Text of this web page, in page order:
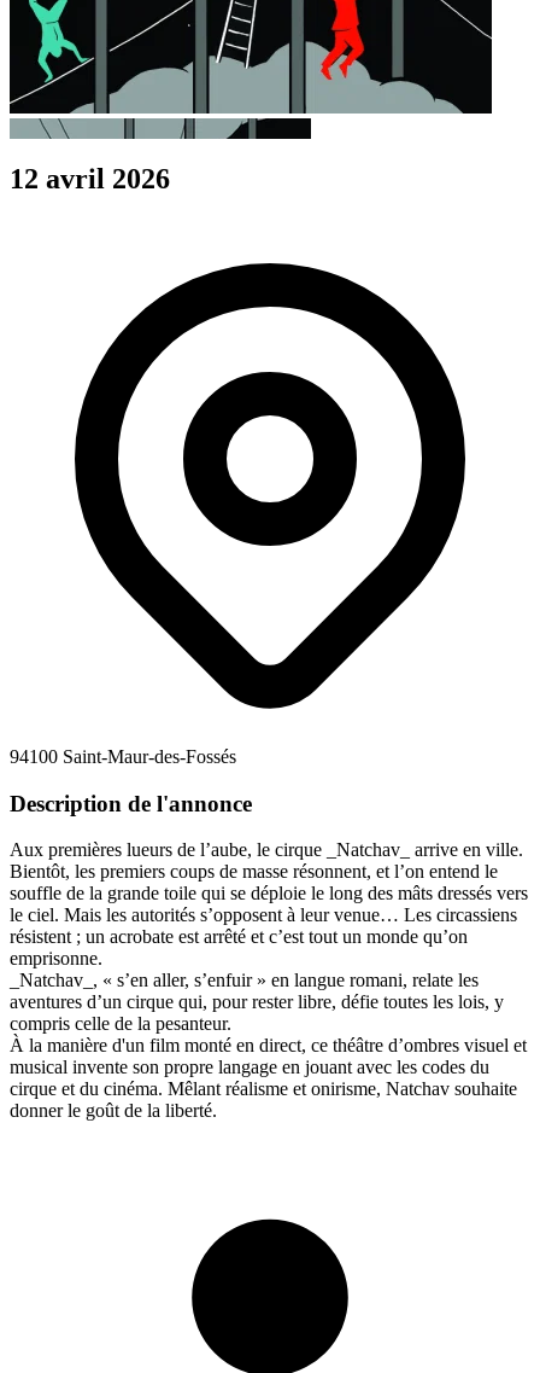
12 avril 2026
94100 Saint-Maur-des-Fossés
Description de l'annonce
Aux premières lueurs de l’aube, le cirque _Natchav_ arrive en ville.
Bientôt, les premiers coups de masse résonnent, et l’on entend le
souffle de la grande toile qui se déploie le long des mâts dressés vers
le ciel. Mais les autorités s’opposent à leur venue… Les circassiens
résistent ; un acrobate est arrêté et c’est tout un monde qu’on
emprisonne.
_Natchav_, « s’en aller, s’enfuir » en langue romani, relate les
aventures d’un cirque qui, pour rester libre, défie toutes les lois, y
compris celle de la pesanteur.
À la manière d'un film monté en direct, ce théâtre d’ombres visuel et
musical invente son propre langage en jouant avec les codes du
cirque et du cinéma. Mêlant réalisme et onirisme, Natchav souhaite
donner le goût de la liberté.